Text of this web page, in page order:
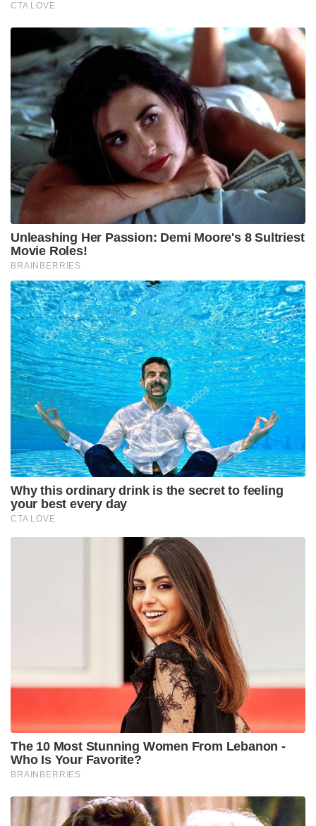
കുമാർ സെയ്ൻ പറഞ്ഞു. തിരഞ്ഞെടുപ്പ്
അലങ്കോലപ്പെടുത്താൻ ആരെയും അനുവദിക്കില്ല.
രാജ്യവിരുദ്ധ ശക്തികളെ സുരക്ഷാ സേനയെ
ഉപയോഗിച്ച് നേരിടും എന്നും അദ്ദേഹം കൂട്ടിച്ചേർത്തു.
Tags: BJP arunachal pradesh